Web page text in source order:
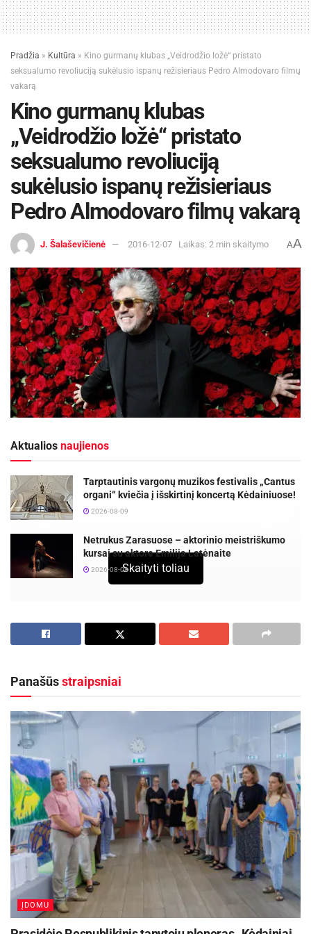
Pradžia » Kultūra » Kino gurmanų klubas „Veidrodžio ložė“ pristato
seksualumo revoliuciją sukėlusio ispanų režisieriaus Pedro Almodovaro filmų
vakarą
Kino gurmanų klubas
„Veidrodžio ložė“ pristato
seksualumo revoliuciją
sukėlusio ispanų režisieriaus
Pedro Almodovaro filmų vakarą
J. Šalaševičienė 2016-12-07 Laikas: 2 min skaitymo AA
Aktualios naujienos
Tarptautinis vargonų muzikos festivalis „Cantus
organi“ kviečia į išskirtinį koncertą Kėdainiuose!
2026-08-09
Netrukus Zarasuose – aktorinio meistriškumo
kursai su aktore Emilija Latėnaite
2026-08-08
kino centre „Garsas“ gurmanų klubas „Veidrodžio
Oskaro laureato, melodramų karaliumi
tituluojamo ispanų režisieriaus Pedro
Almodovaro filmą „Chuljeta“. Drama neliko
nepastebėta tarptautiniuose filmų festivaliuose,
pelnė penkias nominacijas, tarp kurių – Kanų ir
Europos filmų festivalių nominacijos. Filmas
buvo pripažintas „International Cinephile Society
Awards“ apdovanojimuose, iš kurių parsivežė
prizą už geriausią režisūrą ir San Diego
festivalyje, kuriame gavo net du apdovanojimus
už geriausią tarptautinį filmą. Pagal kanadiečių
rašytojos, Nobelio literatūros premijos laureatės
Skaityti toliau
Panašūsstraipsniai
ĮDOMU